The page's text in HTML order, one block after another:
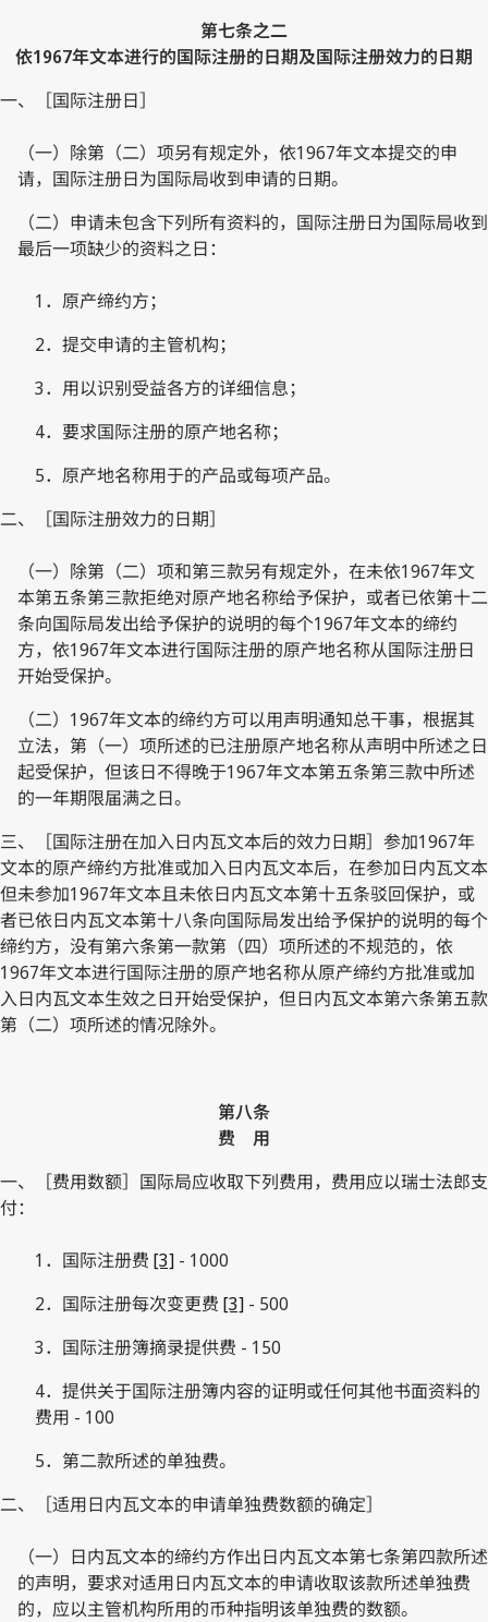
第七条之二
依1967年文本进行的国际注册的日期及国际注册效力的日期
一、［国际注册日］
（一）除第（二）项另有规定外，依1967年文本提交的申
请，国际注册日为国际局收到申请的日期。
（二）申请未包含下列所有资料的，国际注册日为国际局收到
最后一项缺少的资料之日：
1．原产缔约方；
2．提交申请的主管机构；
3．用以识别受益各方的详细信息；
4．要求国际注册的原产地名称；
5．原产地名称用于的产品或每项产品。
二、［国际注册效力的日期］
（一）除第（二）项和第三款另有规定外，在未依1967年文
本第五条第三款拒绝对原产地名称给予保护，或者已依第十二
条向国际局发出给予保护的说明的每个1967年文本的缔约
方，依1967年文本进行国际注册的原产地名称从国际注册日
开始受保护。
（二）1967年文本的缔约方可以用声明通知总干事，根据其
立法，第（一）项所述的已注册原产地名称从声明中所述之日
起受保护，但该日不得晚于1967年文本第五条第三款中所述
的一年期限届满之日。
三、［国际注册在加入日内瓦文本后的效力日期］参加1967年
文本的原产缔约方批准或加入日内瓦文本后，在参加日内瓦文本
但未参加1967年文本且未依日内瓦文本第十五条驳回保护，或
者已依日内瓦文本第十八条向国际局发出给予保护的说明的每个
缔约方，没有第六条第一款第（四）项所述的不规范的，依
1967年文本进行国际注册的原产地名称从原产缔约方批准或加
入日内瓦文本生效之日开始受保护，但日内瓦文本第六条第五款
第（二）项所述的情况除外。
第八条
费 用
一、［费用数额］国际局应收取下列费用，费用应以瑞士法郎支
付：
1．国际注册费 [3] - 1000
2．国际注册每次变更费 [3] - 500
3．国际注册簿摘录提供费 - 150
4．提供关于国际注册簿内容的证明或任何其他书面资料的
费用 - 100
5．第二款所述的单独费。
二、［适用日内瓦文本的申请单独费数额的确定］
（一）日内瓦文本的缔约方作出日内瓦文本第七条第四款所述
的声明，要求对适用日内瓦文本的申请收取该款所述单独费
的，应以主管机构所用的币种指明该单独费的数额。